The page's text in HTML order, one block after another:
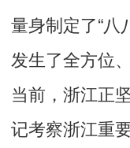
量身制定了“八
发生了全方位
当前，浙江正
记考察浙江重